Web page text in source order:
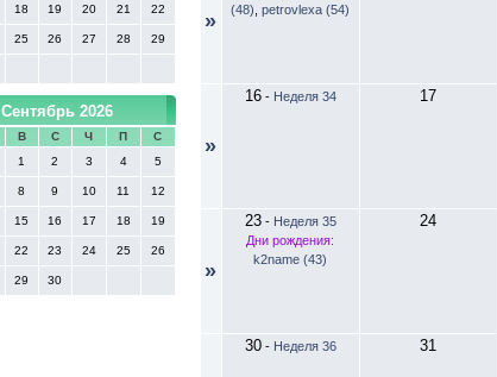
18 19 20 21 22
25 26 27 28 29
Сентябрь 2026
В С Ч П
С
1
2 3 4 5
8 9 10 11 12
15 16 17 18 19
22 23 24 25 26
29 30
»
(48) ,petrovlexa (54)
»
16- Неделя 34 17
»
23- Неделя 35
Дни рождения:
k2name (43)
24
30- Неделя 36 31